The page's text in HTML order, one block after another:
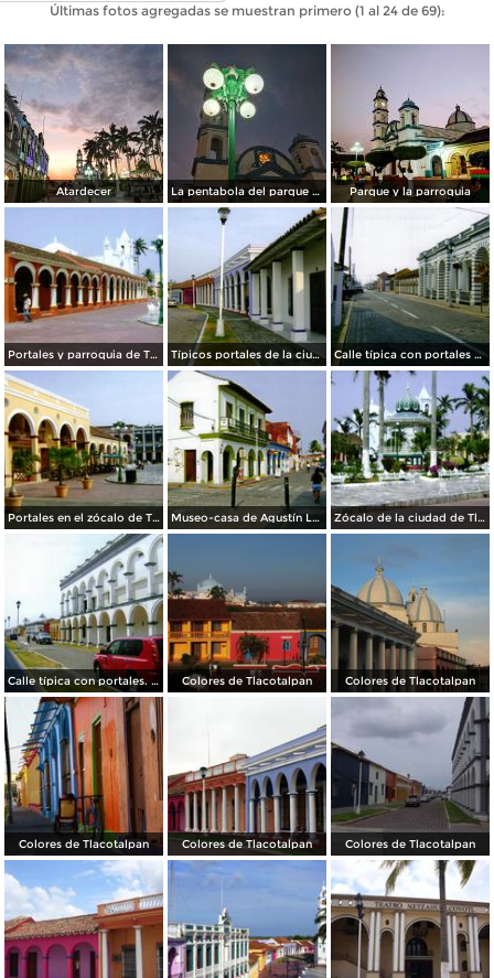
Últimas fotos agregadas se muestran primero (1 al 24 de 69):
Atardecer La pentabola del parque zaragoza tlacotalpan Veracruz Parque y la parroquia
Portales y parroquia de Tlacotalpan, Veracruz Típicos portales de la ciudad patrimonio de la humanidad UNESCO. Tlacotalpan, Veracruz Calle típica con portales en el centro de Tlacotalpan, Veracruz
Portales en el zócalo de Tlacotalpan, Veracruz Museo-casa de Agustín Lara. Tlacotalpan, Veracruz Zócalo de la ciudad de Tlacotalpan, Veracruz
Calle típica con portales. Tlacotalpan, Veracruz Colores de Tlacotalpan Colores de Tlacotalpan
Colores de Tlacotalpan Colores de Tlacotalpan Colores de Tlacotalpan